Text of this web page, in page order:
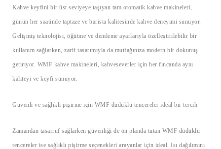
Kahve keyfini bir üst seviyeye taşıyan tam otomatik kahve makineleri,
günün her saatinde taptaze ve barista kalitesinde kahve deneyimi sunuyor.
Gelişmiş teknolojisi, öğütme ve demleme ayarlarıyla özelleştirilebilir bir
kullanım sağlarken, zarif tasarımıyla da mutfağınıza modern bir dokunuş
getiriyor. WMF kahve makineleri, kahveseverler için her fincanda aynı
kaliteyi ve keyfi sunuyor.
Güvenli ve sağlıklı pişirme için WMF düdüklü tencereler ideal bir tercih
Zamandan tasarruf sağlarken güvenliği de ön planda tutan WMF düdüklü
tencereler ise sağlıklı pişirme seçenekleri arayanlar için ideal. Isı dağılımını